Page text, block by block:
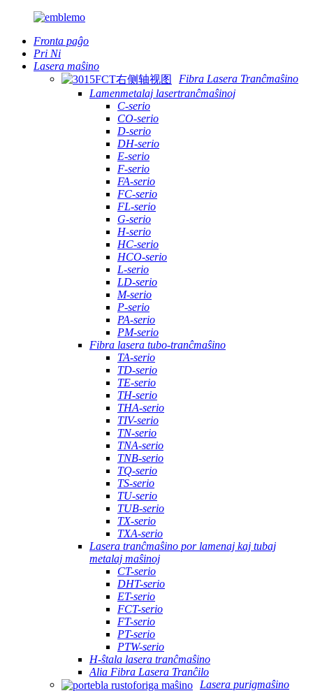
Fronta paĝo
Pri Ni
Lasera maŝino
Fibra Lasera Tranĉmaŝino
Lamenmetalaj lasertranĉmaŝinoj
C-serio
CO-serio
D-serio
DH-serio
E-serio
F-serio
FA-serio
FC-serio
FL-serio
G-serio
H-serio
HC-serio
HCO-serio
L-serio
LD-serio
M-serio
P-serio
PA-serio
PM-serio
Fibra lasera tubo-tranĉmaŝino
TA-serio
TD-serio
TE-serio
TH-serio
THA-serio
TIV-serio
TN-serio
TNA-serio
TNB-serio
TQ-serio
TS-serio
TU-serio
TUB-serio
TX-serio
TXA-serio
Lasera tranĉmaŝino por lamenaj kaj tubaj
metalaj maŝinoj
CT-serio
DHT-serio
ET-serio
FCT-serio
FT-serio
PT-serio
PTW-serio
H-ŝtala lasera tranĉmaŝino
Alia Fibra Lasera Tranĉilo
Lasera purigmaŝino